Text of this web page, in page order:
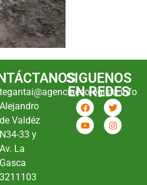
tegantai@agenciaecologista.info
Alejandro
de Valdéz
N34-33 y
Av. La
Gasca
3211103
SIGUENOS
EN REDES